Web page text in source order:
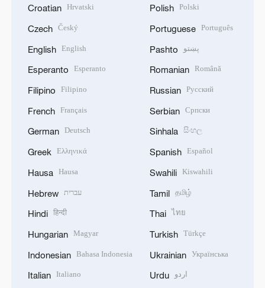
Croatian Hrvatski
Czech Český
English English
Esperanto Esperanto
Filipino Filipino
French Français
German Deutsch
Greek Ελληνικά
Hausa Hausa
Hebrew עברית
Hindi हिन्दी
Hungarian Magyar
Indonesian Bahasa Indonesia
Italian Italiano
Polish Polski
Portuguese Português
Pashto پښتو
Romanian Română
Russian Русский
Serbian Српски
Sinhala සිංහල
Spanish Español
Swahili Kiswahili
Tamil தமிழ்
Thai ไทย
Turkish Türkçe
Ukrainian Українська
Urdu اردو